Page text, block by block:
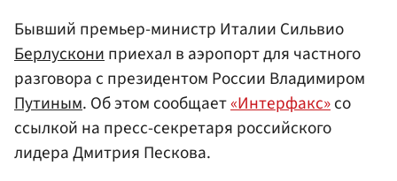
Бывший премьер-министр Италии Сильвио
Берлускониприехал в аэропорт для частного
разговора с президентом России Владимиром
Путиным. Об этом сообщает«Интерфакс»со
ссылкой на пресс-секретаря российского
лидера Дмитрия Пескова.